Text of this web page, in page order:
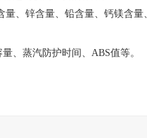
、锌含量、铅含量、钙镁含量
、蒸汽防护时间、ABS值等。